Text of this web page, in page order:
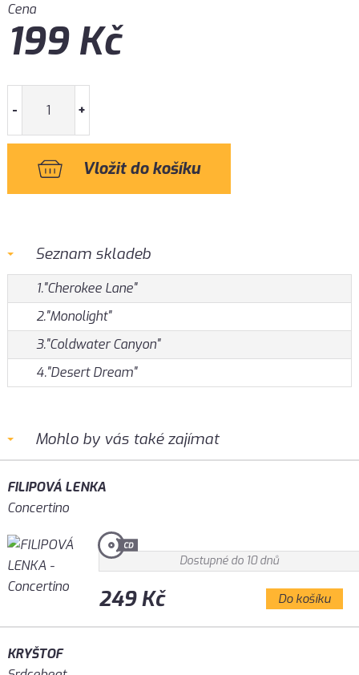
Cena
199Kč
- +
Seznam skladeb
1."Cherokee Lane"
2."Monolight"
3."Coldwater Canyon"
4."Desert Dream"
Mohlo by vás také zajímat
FILIPOVÁ LENKA
Concertino
Dostupné do 10 dnů
249 Kč Do košíku
KRYŠTOF